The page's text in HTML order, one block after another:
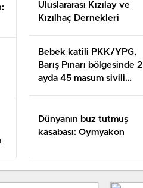
Uluslararası Kızılay ve
Kızılhaç Dernekleri
Bebek katili PKK/YPG,
Barış Pınarı bölgesinde 2
ayda 45 masum sivili
Dünyanın buz tutmuş
kasabası: Oymyakon